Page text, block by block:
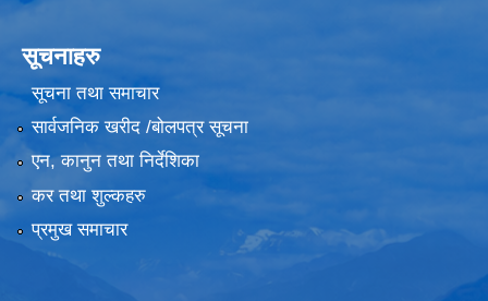
सूचनाहरु
सूचना तथा समाचार
सार्वजनिक खरीद /बोलपत्र सूचना
एन, कानुन तथा निर्देशिका
कर तथा शुल्कहरु
प्रमुख समाचार